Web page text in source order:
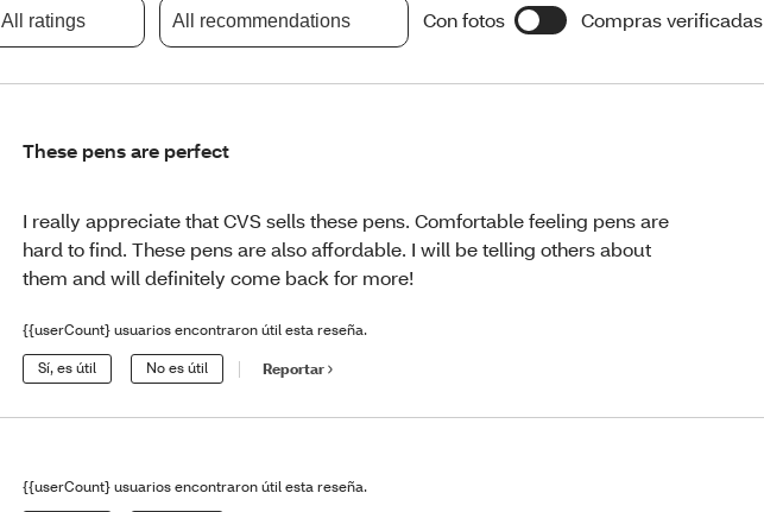
All ratings All recommendations Con fotos Compras verificadas
These pens are perfect
I really appreciate that CVS sells these pens. Comfortable feeling pens are
hard to find. These pens are also affordable. I will be telling others about
them and will definitely come back for more!
{{userCount} usuarios encontraron útil esta reseña.
Sí, es útil No es útil Reportar
{{userCount} usuarios encontraron útil esta reseña.